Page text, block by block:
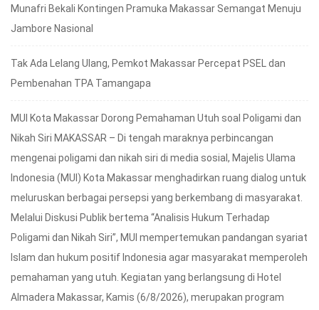
Munafri Bekali Kontingen Pramuka Makassar Semangat Menuju
Jambore Nasional
Tak Ada Lelang Ulang, Pemkot Makassar Percepat PSEL dan
Pembenahan TPA Tamangapa
MUI Kota Makassar Dorong Pemahaman Utuh soal Poligami dan
Nikah Siri MAKASSAR – Di tengah maraknya perbincangan
mengenai poligami dan nikah siri di media sosial, Majelis Ulama
Indonesia (MUI) Kota Makassar menghadirkan ruang dialog untuk
meluruskan berbagai persepsi yang berkembang di masyarakat.
Melalui Diskusi Publik bertema “Analisis Hukum Terhadap
Poligami dan Nikah Siri”, MUI mempertemukan pandangan syariat
Islam dan hukum positif Indonesia agar masyarakat memperoleh
pemahaman yang utuh. Kegiatan yang berlangsung di Hotel
Almadera Makassar, Kamis (6/8/2026), merupakan program